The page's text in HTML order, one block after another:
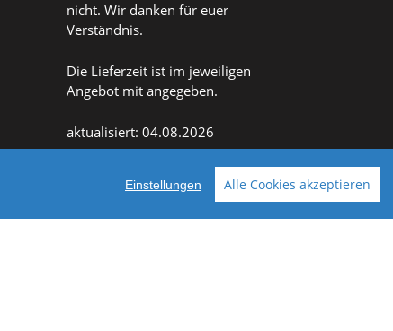
nicht. Wir danken für euer
Verständnis.
Die Lieferzeit ist im jeweiligen
Angebot mit angegeben.
aktualisiert: 04.08.2026
Einstellungen Alle Cookies akzeptieren